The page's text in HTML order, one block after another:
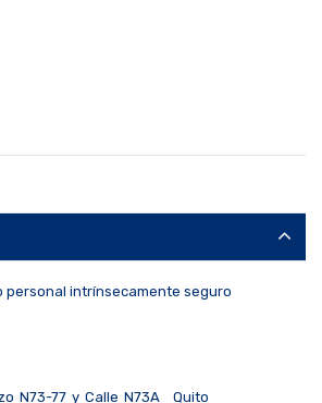
personal intrínsecamente seguro
N73-77 y Calle N73A Quito